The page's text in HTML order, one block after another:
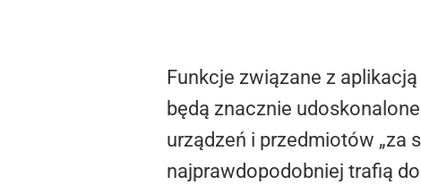
Funkcje związane z
będą znacznie
urządzeń i przedmiotów „za
najprawdopodobniej trafią